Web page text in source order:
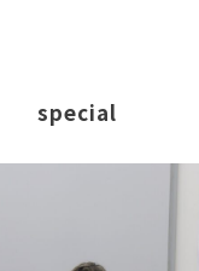
special